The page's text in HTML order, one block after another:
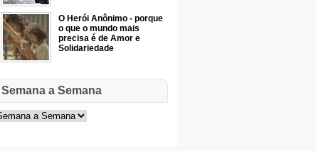
O Herói Anônimo - porque
o que o mundo mais
precisa é de Amor e
Solidariedade
Semana a Semana